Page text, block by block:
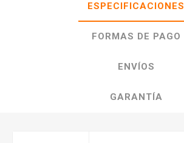
ESPECIFICACIONES
FORMAS DE PAGO
ENVÍOS
GARANTÍA